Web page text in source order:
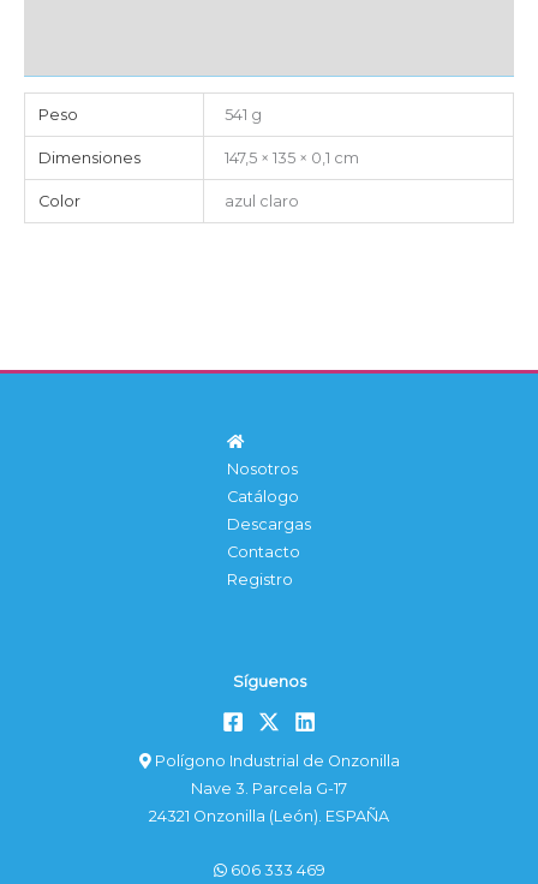
Peso 541 g
Dimensiones 147,5 × 135 × 0,1 cm
Color azul claro
Nosotros
Catálogo
Descargas
Contacto
Registro
Síguenos
Polígono Industrial de Onzonilla
Nave 3. Parcela G-17
24321 Onzonilla (León). ESPAÑA
606 333 469